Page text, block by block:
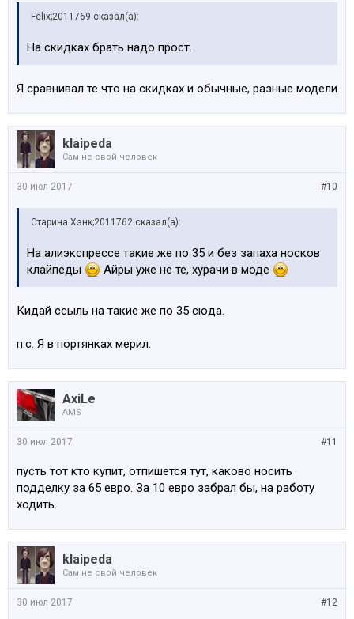
Felix;2011769 сказал(а):
На скидках брать надо прост.
Я сравнивал те что на скидках и обычные, разные модели
klaipeda
Сам не свой человек
#10
30 июл 2017
Старина Хэнк;2011762 сказал(а):
На алиэкспрессе такие же по 35 и без запаха носков
клайпеды
Айры уже не те, хурачи в моде
Кидай ссыль на такие же по 35 сюда.
п.с. Я в портянках мерил.
AxiLe
AMS
#11
30 июл 2017
пусть тот кто купит, отпишется тут, каково носить
подделку за 65 евро. За 10 евро забрал бы, на работу
ходить.
klaipeda
Сам не свой человек
#12
30 июл 2017